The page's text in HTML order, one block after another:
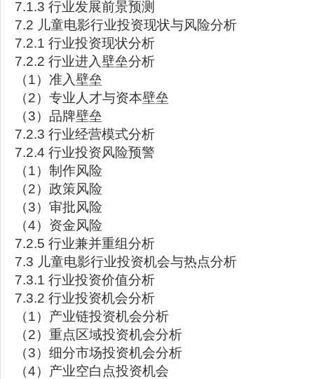
7.1.3 行业发展前景预测
7.2 儿童电影行业投资现状与风险分析
7.2.1 行业投资现状分析
7.2.2 行业进入壁垒分析
（1）准入壁垒
（2）专业人才与资本壁垒
（3）品牌壁垒
7.2.3 行业经营模式分析
7.2.4 行业投资风险预警
（1）制作风险
（2）政策风险
（3）审批风险
（4）资金风险
7.2.5 行业兼并重组分析
7.3 儿童电影行业投资机会与热点分析
7.3.1 行业投资价值分析
7.3.2 行业投资机会分析
（1）产业链投资机会分析
（2）重点区域投资机会分析
（3）细分市场投资机会分析
（4）产业空白点投资机会